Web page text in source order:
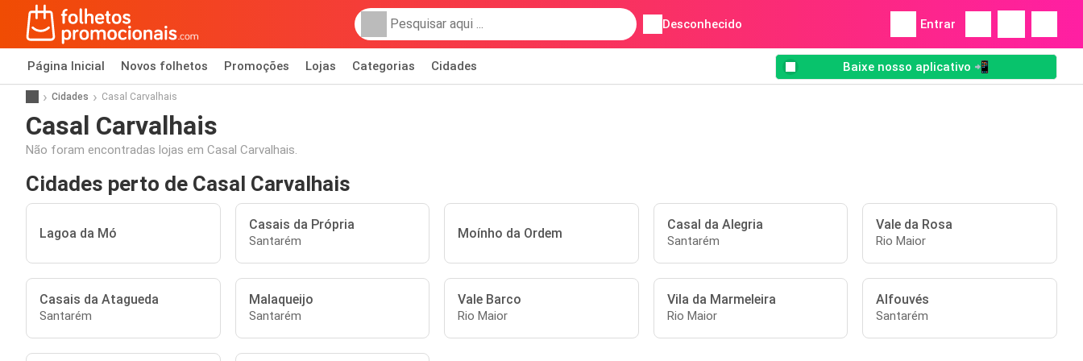
Desconhecido Entrar
Página Inicial Novos folhetos Promoções Lojas Categorias Cidades Baixe nosso aplicativo 📲
Cidades Casal Carvalhais
Casal Carvalhais
Não foram encontradas lojas em Casal Carvalhais.
Cidades perto de Casal Carvalhais
Lagoa da Mó
Casais da Própria
Santarém Moínho da Ordem
Casal da Alegria
Santarém
Vale da Rosa
Rio Maior
Casais da Atagueda
Santarém
Malaqueijo
Santarém
Vale Barco
Rio Maior
Vila da Marmeleira
Rio Maior
Alfouvés
Santarém